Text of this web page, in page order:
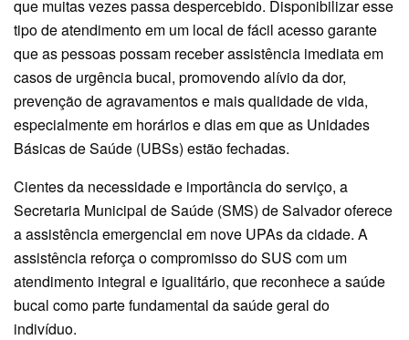
que muitas vezes passa despercebido. Disponibilizar esse
tipo de atendimento em um local de fácil acesso garante
que as pessoas possam receber assistência imediata em
casos de urgência bucal, promovendo alívio da dor,
prevenção de agravamentos e mais qualidade de vida,
especialmente em horários e dias em que as Unidades
Básicas de Saúde (UBSs) estão fechadas.
Cientes da necessidade e importância do serviço, a
Secretaria Municipal de Saúde (SMS) de Salvador oferece
a assistência emergencial em nove UPAs da cidade. A
assistência reforça o compromisso do SUS com um
atendimento integral e igualitário, que reconhece a saúde
bucal como parte fundamental da saúde geral do
indivíduo.